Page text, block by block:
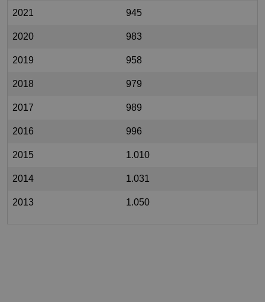
2021 945
2020 983
2019 958
2018 979
2017 989
2016 996
2015 1.010
2014 1.031
2013 1.050